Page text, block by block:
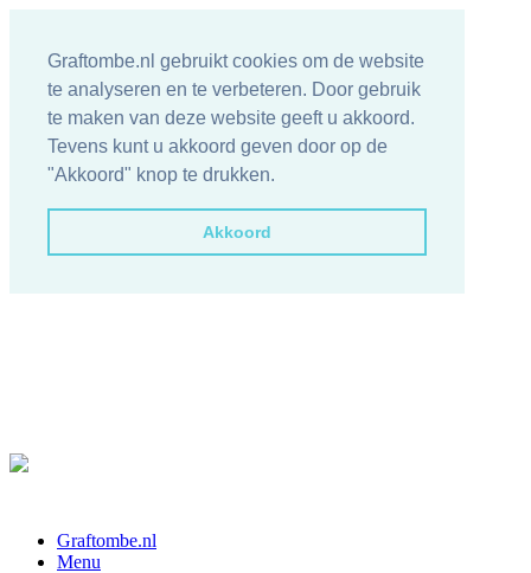
Graftombe.nl gebruikt cookies om de website
te analyseren en te verbeteren. Door gebruik
te maken van deze website geeft u akkoord.
Tevens kunt u akkoord geven door op de
"Akkoord" knop te drukken.
Akkoord
Graftombe.nl
Menu